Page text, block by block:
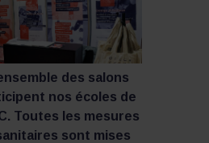
des salons
nos écoles de
Toutes les mesures
sont mises